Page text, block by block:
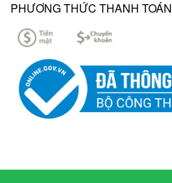
PHƯƠNG THỨC THANH TOÁN